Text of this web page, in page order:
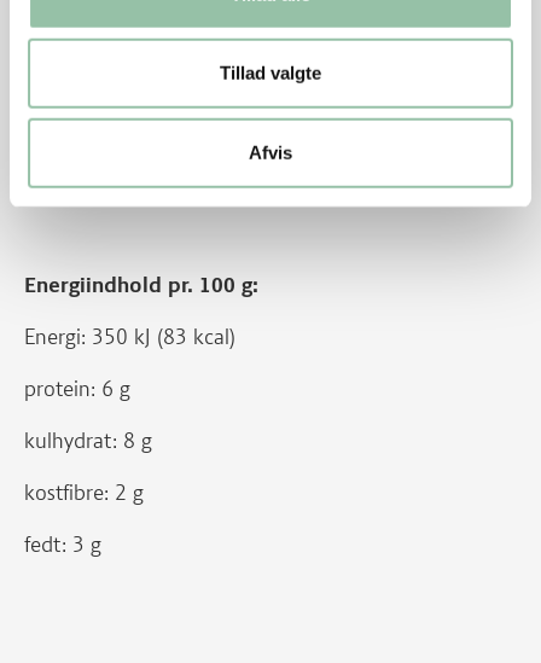
Tillad valgte
Afvis
protein: 38 g
kostfibre: 11 g
fedt: 15 g
Energiindhold pr. 100 g:
Energi: 350 kJ (83 kcal)
protein: 6 g
kulhydrat: 8 g
kostfibre: 2 g
fedt: 3 g